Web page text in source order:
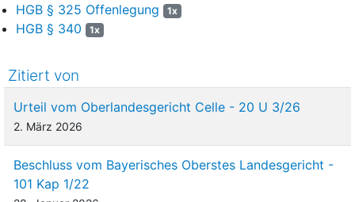
HGB § 325 Offenlegung 1x
HGB § 340 1x
Zitiert von
Urteil vom Oberlandesgericht Celle - 20 U 3/26
2. März 2026
Beschluss vom Bayerisches Oberstes Landesgericht -
101 Kap 1/22